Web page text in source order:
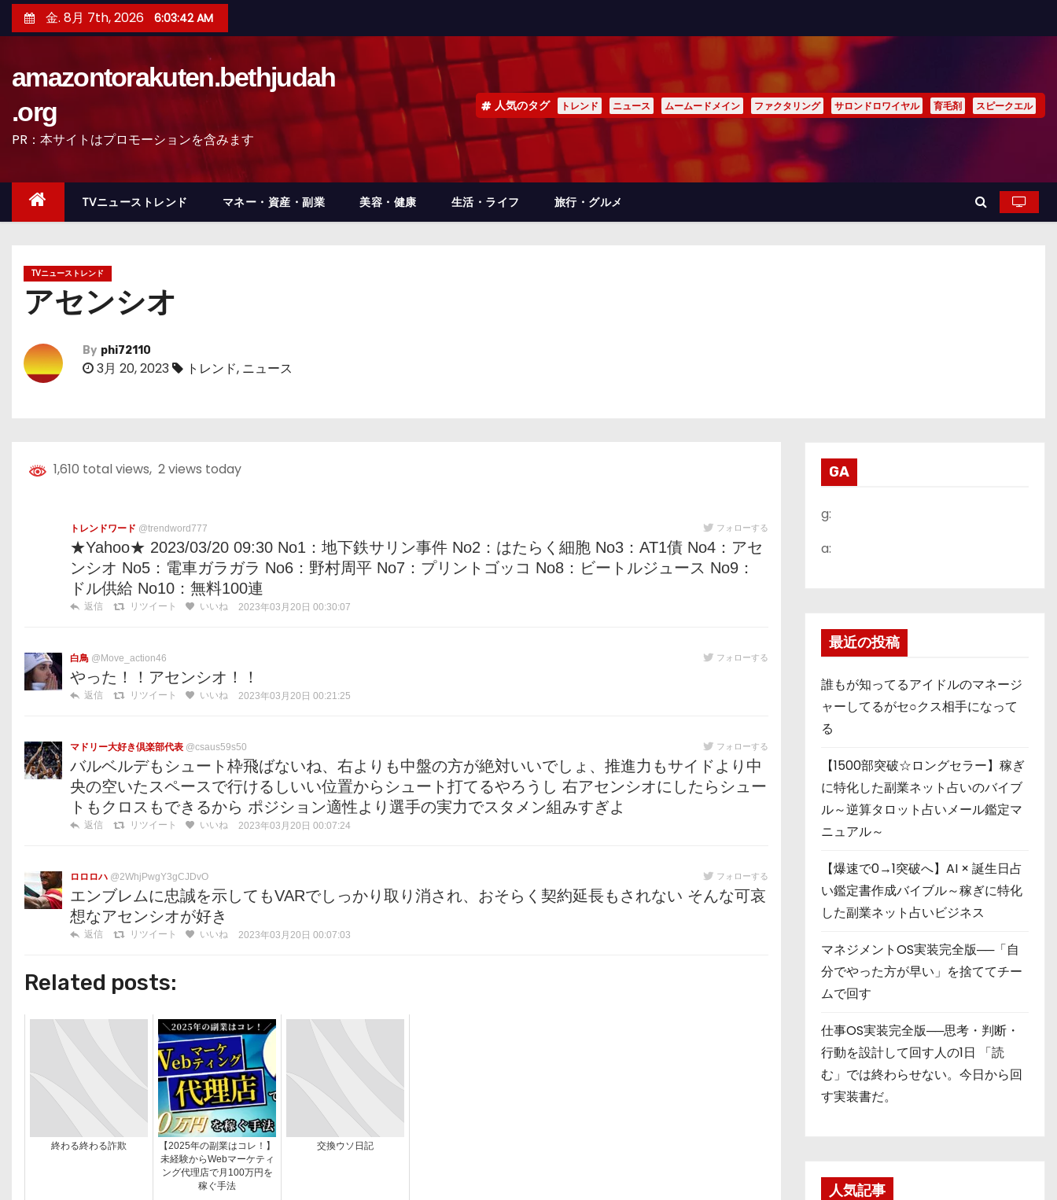
ン
ッ
金. 8月 7th, 2026 6:03:43 AM
amazontorakuten.bethjudah
.org
PR：本サイトはプロモーションを含みます
人気のタグ トレンド ニュース ムームードメイン ファクタリング サロンドロワイヤル 育毛剤 スピークエル
TVニューストレンド マネー・資産・副業 美容・健康 生活・ライフ 旅行・グルメ
TVニューストレンド
アセンシオ
By phi72110
3月 20, 2023 トレンド, ニュース
1,610 total views, 2 views today
トレンドワード @trendword777 フォローする
★Yahoo★ 2023/03/20 09:30 No1：地下鉄サリン事件 No2：はたらく細胞 No3：AT1債 No4：アセ
ンシオ No5：電車ガラガラ No6：野村周平 No7：プリントゴッコ No8：ビートルジュース No9：
ドル供給 No10：無料100連
返信 リツイート いいね 2023年03月20日 00:30:07
白鳥 @Move_action46 フォローする
やった！！アセンシオ！！
返信 リツイート いいね 2023年03月20日 00:21:25
マドリー大好き倶楽部代表 @csaus59s50 フォローする
バルベルデもシュート枠飛ばないね、右よりも中盤の方が絶対いいでしょ、推進力もサイドより中
央の空いたスペースで行けるしいい位置からシュート打てるやろうし 右アセンシオにしたらシュー
トもクロスもできるから ポジション適性より選手の実力でスタメン組みすぎよ
返信 リツイート いいね 2023年03月20日 00:07:24
ロロロハ @2WhjPwgY3gCJDvO フォローする
エンブレムに忠誠を示してもVARでしっかり取り消され、おそらく契約延長もされない そんな可哀
想なアセンシオが好き
返信 リツイート いいね 2023年03月20日 00:07:03
Related posts:
終わる終わる詐欺
【2025年の副業はコレ！】
未経験からWebマーケティ
ング代理店で月100万円を
稼ぐ手法
交換ウソ日記
GA
g:
a:
最近の投稿
誰もが知ってるアイドルのマネージ
ャーしてるがセ○クス相手になって
る
【1500部突破☆ロングセラー】稼ぎ
に特化した副業ネット占いのバイブ
ル～逆算タロット占いメール鑑定マ
ニュアル～
【爆速で0→1突破へ】AI × 誕生日占
い鑑定書作成バイブル～稼ぎに特化
した副業ネット占いビジネス
マネジメントOS実装完全版──「自
分でやった方が早い」を捨ててチー
ムで回す
仕事OS実装完全版──思考・判断・
行動を設計して回す人の1日 「読
む」では終わらせない。今日から回
す実装書だ。
人気記事